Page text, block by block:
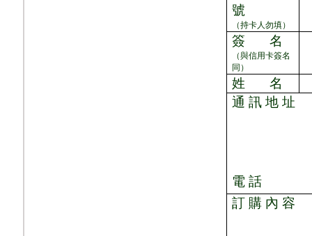
號
（持卡人勿填）
簽 名
（與信用卡簽名
同）
姓
名
通 訊 地 址
電 話
訂 購 內 容